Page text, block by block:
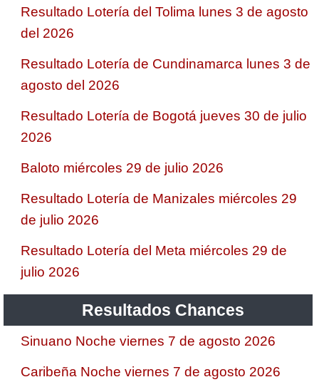
Resultado Lotería del Tolima lunes 3 de agosto
del 2026
Resultado Lotería de Cundinamarca lunes 3 de
agosto del 2026
Resultado Lotería de Bogotá jueves 30 de julio
2026
Baloto miércoles 29 de julio 2026
Resultado Lotería de Manizales miércoles 29
de julio 2026
Resultado Lotería del Meta miércoles 29 de
julio 2026
Resultados Chances
Sinuano Noche viernes 7 de agosto 2026
Caribeña Noche viernes 7 de agosto 2026